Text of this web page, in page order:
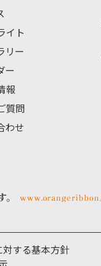
イト
リー
ー
報
質問
わせ
する基本方針